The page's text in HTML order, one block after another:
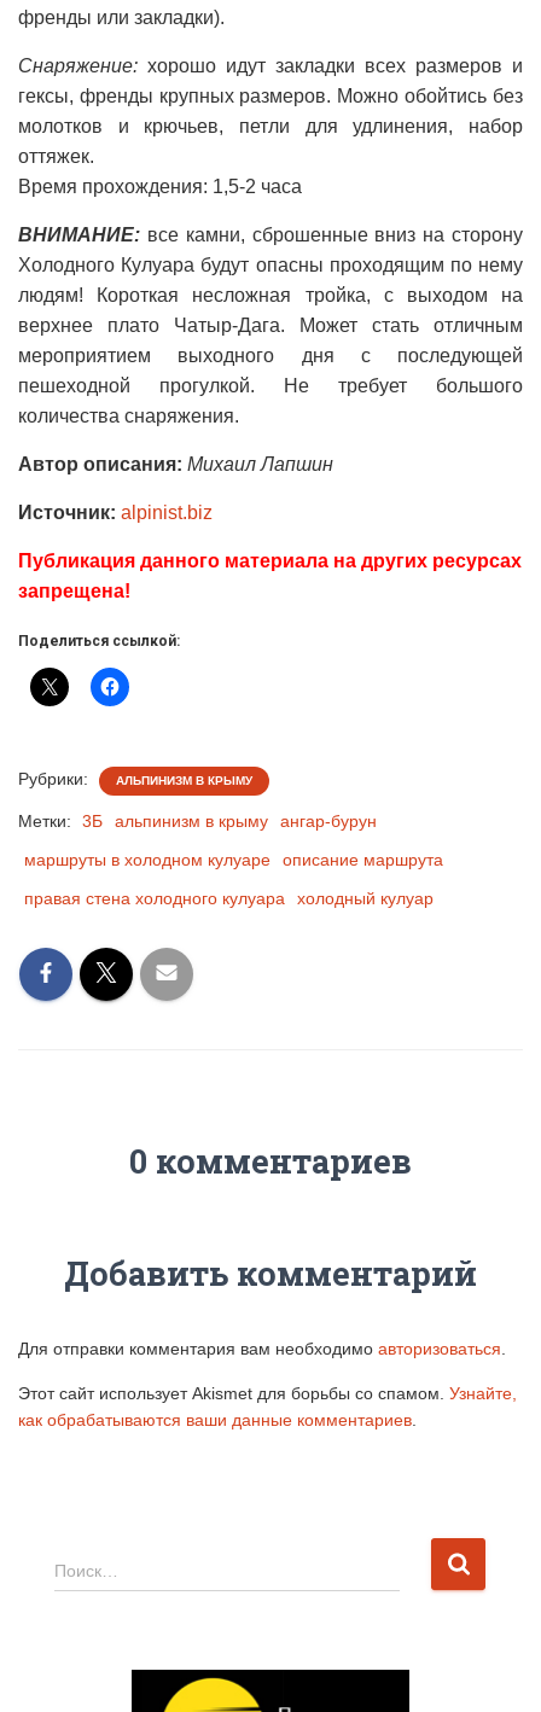
френды или закладки).
Снаряжение: хорошо идут закладки всех размеров и
гексы, френды крупных размеров. Можно обойтись без
молотков и крючьев, петли для удлинения, набор
оттяжек.
Время прохождения: 1,5-2 часа
ВНИМАНИЕ: все камни, сброшенные вниз на сторону
Холодного Кулуара будут опасны проходящим по нему
людям! Короткая несложная тройка, с выходом на
верхнее плато Чатыр-Дага. Может стать отличным
мероприятием выходного дня с последующей
пешеходной прогулкой. Не требует большого
количества снаряжения.
Автор описания: Михаил Лапшин
Источник: alpinist.biz
Публикация данного материала на других ресурсах
запрещена!
Поделиться ссылкой:
Рубрики: АЛЬПИНИЗМ В КРЫМУ
Метки: 3Б альпинизм в крыму
ангар-бурун
маршруты в холодном кулуаре
описание маршрута
правая стена холодного кулуара
холодный кулуар
0 комментариев
Добавить комментарий
Для отправки комментария вам необходимо авторизоваться
Этот сайт использует Akismet для борьбы со спамом. Узнайте,
как обрабатываются ваши данные комментариев
Н
а
Поиск…